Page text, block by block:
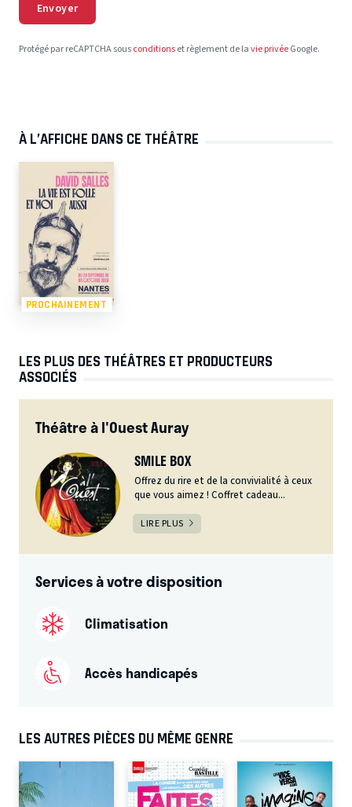
Envoyer
Protégé par reCAPTCHA sousconditionset règlement de lavie privéeGoogle.
À L’AFFICHE DANS CE THÉÂTRE
PROCHAINEMENT
LES PLUS DES THÉÂTRES ET PRODUCTEURS
ASSOCIÉS
Théâtre à l'Ouest Auray
SMILE BOX
Offrez du rire et de la convivialité à ceux
que vous aimez ! Coffret cadeau...
LIRE PLUS
Services à votre disposition
Climatisation
Accès handicapés
LES AUTRES PIÈCES DU MÊME GENRE